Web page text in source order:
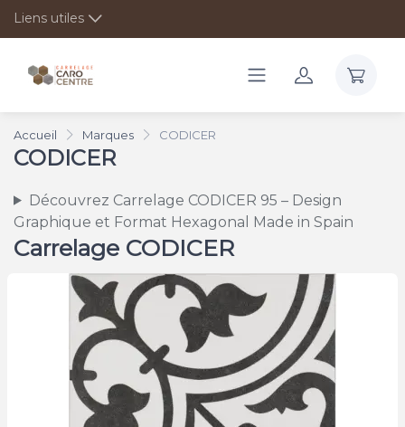
Liens utiles
Accueil Marques CODICER
CODICER
Découvrez Carrelage CODICER 95 – Design
Graphique et Format Hexagonal Made in Spain
Carrelage CODICER